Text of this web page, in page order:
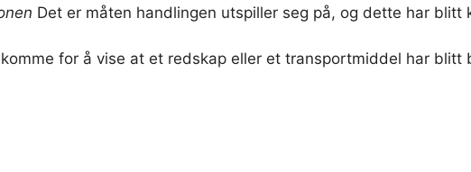
Det er måten handlingen utspiller seg på, og dette har blitt
for å vise at et redskap eller et transportmiddel har blitt